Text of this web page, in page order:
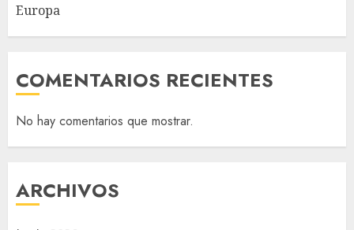
Europa
COMENTARIOS RECIENTES
No hay comentarios que mostrar.
ARCHIVOS